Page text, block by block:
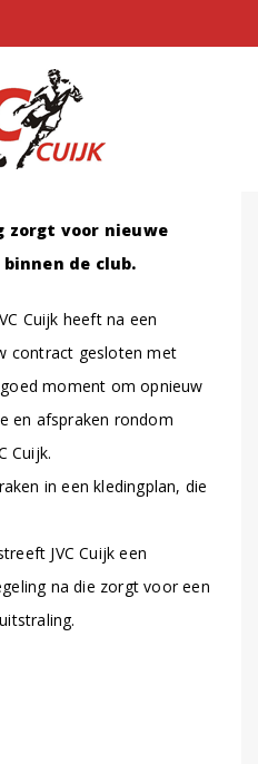
zorgt voor nieuwe
de club.
Cuijk heeft na een
contract gesloten met
moment om opnieuw
en afspraken rondom
Cuijk.
in een kledingplan, die
JVC Cuijk een
na die zorgt voor een